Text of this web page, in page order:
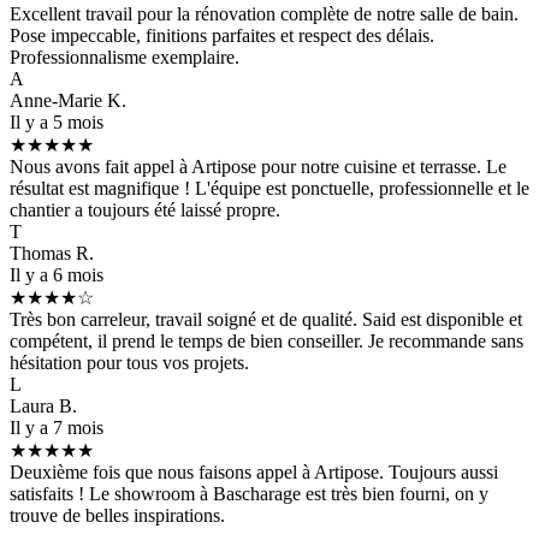
Excellent travail pour la rénovation complète de notre salle de bain.
Pose impeccable, finitions parfaites et respect des délais.
Professionnalisme exemplaire.
A
Anne-Marie K.
Il y a 5 mois
★★★★★
Nous avons fait appel à Artipose pour notre cuisine et terrasse. Le
résultat est magnifique ! L'équipe est ponctuelle, professionnelle et le
chantier a toujours été laissé propre.
T
Thomas R.
Il y a 6 mois
★★★★☆
Très bon carreleur, travail soigné et de qualité. Said est disponible et
compétent, il prend le temps de bien conseiller. Je recommande sans
hésitation pour tous vos projets.
L
Laura B.
Il y a 7 mois
★★★★★
Deuxième fois que nous faisons appel à Artipose. Toujours aussi
satisfaits ! Le showroom à Bascharage est très bien fourni, on y
trouve de belles inspirations.